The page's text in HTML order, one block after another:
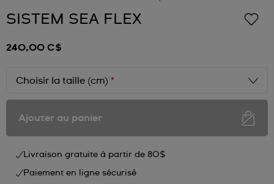
SISTEM SEA FLEX
240,00 C$
Choisir la taille (cm) *
Ajouter au panier
Livraison gratuite à partir de 80$
Paiement en ligne sécurisé